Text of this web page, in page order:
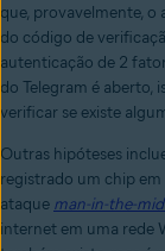
que, provavelmente,
do código de
autenticação de 2
do Telegram é aberto,
verificar se existe
Outras hipóteses
registrado um chip
ataque man-in-the-
internet em uma rede